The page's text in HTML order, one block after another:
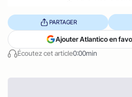
Écoutez cet article0:00min
PARTAGER
Ajouter Atlantico en